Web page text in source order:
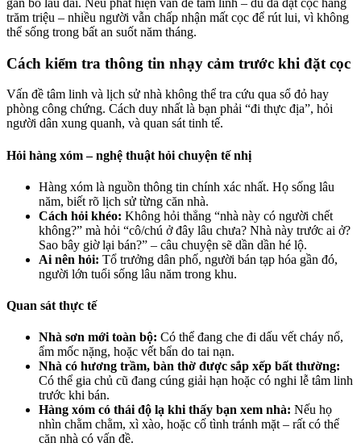
trăm triệu – nhiều người vẫn chấp nhận mất cọc để rút lui, vì không
thể sống trong bất an suốt năm tháng.
Cách kiểm tra thông tin nhạy cảm trước khi đặt cọc
Vấn đề tâm linh và lịch sử nhà không thể tra cứu qua sổ đỏ hay
phòng công chứng. Cách duy nhất là bạn phải “đi thực địa”, hỏi
người dân xung quanh, và quan sát tinh tế.
Hỏi hàng xóm – nghệ thuật hỏi chuyện tế nhị
Hàng xóm là nguồn thông tin chính xác nhất. Họ sống lâu
năm, biết rõ lịch sử từng căn nhà.
Cách hỏi khéo: Không hỏi thẳng “nhà này có người chết
không?” mà hỏi “cô/chú ở đây lâu chưa? Nhà này trước ai ở?
Sao bây giờ lại bán?” – câu chuyện sẽ dần dần hé lộ.
Ai nên hỏi: Tổ trưởng dân phố, người bán tạp hóa gần đó,
người lớn tuổi sống lâu năm trong khu.
Quan sát thực tế
Nhà sơn mới toàn bộ: Có thể đang che đi dấu vết cháy nổ,
ẩm mốc nặng, hoặc vết bẩn do tai nạn.
Nhà có hương trầm, bàn thờ được sắp xếp bất thường:
Có thể gia chủ cũ đang cúng giải hạn hoặc có nghi lễ tâm linh
trước khi bán.
Hàng xóm có thái độ lạ khi thấy bạn xem nhà: Nếu họ
nhìn chằm chằm, xì xào, hoặc cố tình tránh mặt – rất có thể
căn nhà có vấn đề.